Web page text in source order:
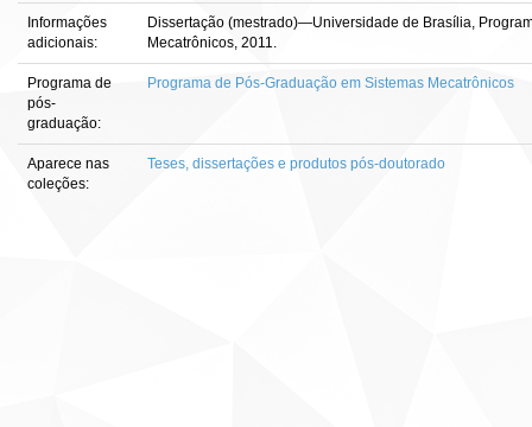
Informações
adicionais:
Dissertação (mestrado)—Universidade de Brasília,
Mecatrônicos, 2011.
Programa de
pós-
graduação:
Programa de Pós-Graduação em Sistemas Mecatrônicos
Aparece nas
coleções:
Teses, dissertações e produtos pós-doutorado